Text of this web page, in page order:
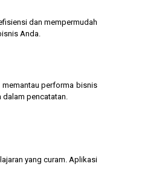
dan mempermudah
Anda.
performa bisnis
dalam pencatatan.
yang curam. Aplikasi